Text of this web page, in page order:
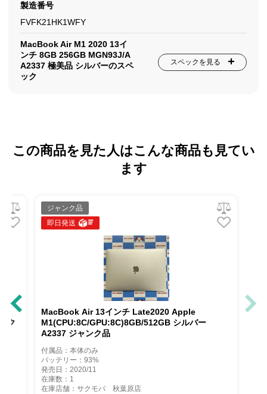
製造番号
FVFK21HK1WFY
MacBook Air M1 2020 13イ
ンチ 8GB 256GB MGN93J/A
A2337 極美品 シルバーのスペ
ック
スペックを見る
この商品を見た人はこんな商品も見てい
ます
ク
ジャンク品
即日発送
MacBook Air 13インチ Late2020 Apple
M1(CPU:8C/GPU:8C)8GB/512GB シルバー
A2337 ジャンク品
付属品：本体のみ
バッテリー：93%
発売日：2020/11
在庫数：1
在庫店舗：サクモバ 秋葉原店